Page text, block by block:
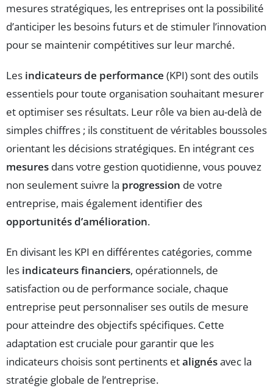
mesures stratégiques, les entreprises ont la possibilité
d’anticiper les besoins futurs et de stimuler l’innovation
pour se maintenir compétitives sur leur marché.
Les indicateurs de performance (KPI) sont des outils
essentiels pour toute organisation souhaitant mesurer
et optimiser ses résultats. Leur rôle va bien au-delà de
simples chiffres ; ils constituent de véritables boussoles
orientant les décisions stratégiques. En intégrant ces
mesures dans votre gestion quotidienne, vous pouvez
non seulement suivre la progression de votre
entreprise, mais également identifier des
opportunités d’amélioration.
En divisant les KPI en différentes catégories, comme
les indicateurs financiers, opérationnels, de
satisfaction ou de performance sociale, chaque
entreprise peut personnaliser ses outils de mesure
pour atteindre des objectifs spécifiques. Cette
adaptation est cruciale pour garantir que les
indicateurs choisis sont pertinents etalignésavec la
stratégie globale de l’entreprise.